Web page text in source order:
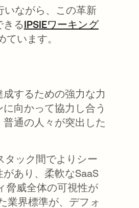
ながら、この革新
きるIPSIEワーキング
います。
するための強力な力
向かって協力し合う
通の人々が突出した
タック間でよりシー
あり、柔軟なSaaS
脅威全体の可視性が
業界標準が、デフォ